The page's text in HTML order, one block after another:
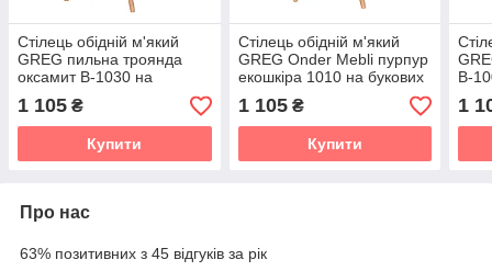
Стілець обідній м'який
GREG пильна троянда
оксамит B-1030 на
букових ніжках у
скандинавському стилі
1 105 ₴
Купити
Стілець обідній м'який
GREG Onder Mebli пурпур
екошкіра 1010 на букових
ніжках у скандинавському
стилі
1 105₴
Купити
B-
у
1
Про нас
63% позитивних з 45 відгуків за рік